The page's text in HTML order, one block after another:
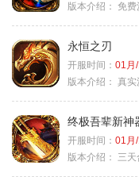
版本介绍： 免费
永恒之刃
开服时间： 01月
版本介绍： 真实
终极吾辈新神
开服时间： 01月
版本介绍：
三